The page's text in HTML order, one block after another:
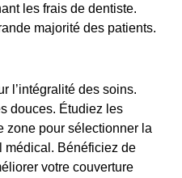
les frais de dentiste.
majorité des patients.
l’intégralité des soins.
douces. Étudiez les
zone pour sélectionner la
médical. Bénéficiez de
votre couverture